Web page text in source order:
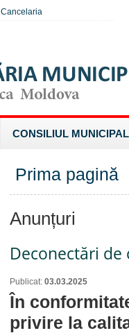
Cancelaria
CONSILIUL MUNICIPAL
Prima pagină
Anunțuri
Deconectări
Publicat: 03.03.2025
În
privire la